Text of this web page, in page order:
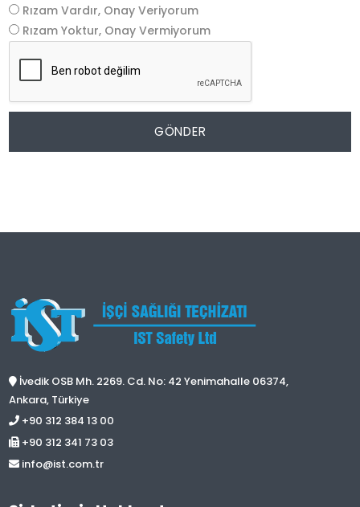
Rızam Vardır, Onay Veriyorum
Rızam Yoktur, Onay Vermiyorum
GÖNDER
İvedik OSB Mh. 2269. Cd. No: 42 Yenimahalle 06374,
Ankara, Türkiye
+90 312 384 13 00
+90 312 341 73 03
info@ist.com.tr